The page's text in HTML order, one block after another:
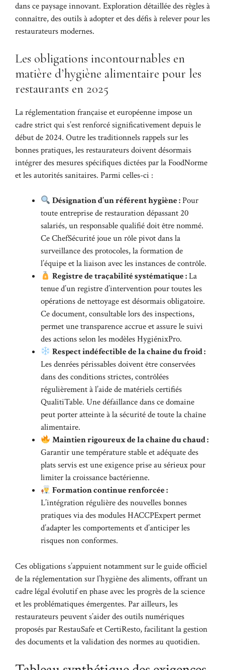
dans ce paysage innovant. Exploration détaillée des règles à
connaître, des outils à adopter et des défis à relever pour les
restaurateurs modernes.
Les obligations incontournables en
matière d’hygiène alimentaire pour les
restaurants en 2025
La réglementation française et européenne impose un
cadre strict qui s’est renforcé significativement depuis le
début de 2024. Outre les traditionnels rappels sur les
bonnes pratiques, les restaurateurs doivent désormais
intégrer des mesures spécifiques dictées par la FoodNorme
et les autorités sanitaires. Parmi celles-ci :
Désignation d’un référent hygiène :Pour
toute entreprise de restauration dépassant 20
salariés, un responsable qualifié doit être nommé.
Ce ChefSécurité joue un rôle pivot dans la
surveillance des protocoles, la formation de
l’équipe et la liaison avec les instances de contrôle.
Registre de traçabilité systématique :La
tenue d’un registre d’intervention pour toutes les
opérations de nettoyage est désormais obligatoire.
Ce document, consultable lors des inspections,
permet une transparence accrue et assure le suivi
des actions selon les modèles HygiénixPro.
Respect indéfectible de la chaîne du froid :
Les denrées périssables doivent être conservées
dans des conditions strictes, contrôlées
régulièrement à l’aide de matériels certifiés
QualitiTable. Une défaillance dans ce domaine
peut porter atteinte à la sécurité de toute la chaîne
alimentaire.
Maintien rigoureux de la chaîne du chaud :
Garantir une température stable et adéquate des
plats servis est une exigence prise au sérieux pour
limiter la croissance bactérienne.
Formation continue renforcée :
L’intégration régulière des nouvelles bonnes
pratiques via des modules HACCPExpert permet
d’adapter les comportements et d’anticiper les
risques non conformes.
Ces obligations s’appuient notamment sur le guide officiel
de laréglementation sur l’hygiène des aliments, offrant un
cadre légal évolutif en phase avec les progrès de la science
et les problématiques émergentes. Par ailleurs, les
restaurateurs peuvent s’aider des outils numériques
proposés par RestauSafe et CertiResto, facilitant la gestion
des documents et la validation des normes au quotidien.